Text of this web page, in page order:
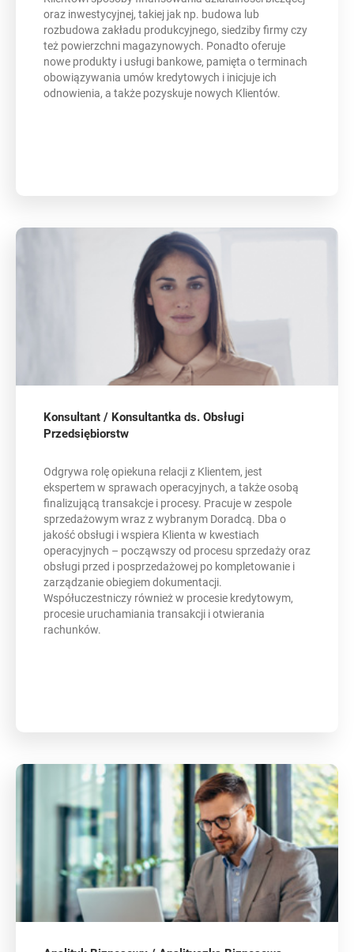
oraz inwestycyjnej, takiej jak np. budowa lub
rozbudowa zakładu produkcyjnego, siedziby firmy czy
też powierzchni magazynowych. Ponadto oferuje
nowe produkty i usługi bankowe, pamięta o terminach
obowiązywania umów kredytowych i inicjuje ich
odnowienia, a także pozyskuje nowych Klientów.
Konsultant / Konsultantka ds. Obsługi
Przedsiębiorstw
Odgrywa rolę opiekuna relacji z Klientem, jest
ekspertem w sprawach operacyjnych, a także osobą
finalizującą transakcje i procesy. Pracuje w zespole
sprzedażowym wraz z wybranym Doradcą. Dba o
jakość obsługi i wspiera Klienta w kwestiach
operacyjnych – począwszy od procesu sprzedaży oraz
obsługi przed i posprzedażowej po kompletowanie i
zarządzanie obiegiem dokumentacji.
Współuczestniczy również w procesie kredytowym,
procesie uruchamiania transakcji i otwierania
rachunków.